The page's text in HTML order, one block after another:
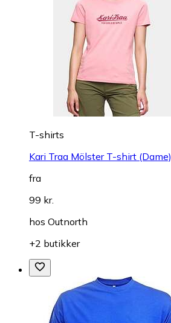
T-shirts
Kari Traa Mölster T-shirt (Dame)
fra
99 kr.
hos Outnorth
+2 butikker